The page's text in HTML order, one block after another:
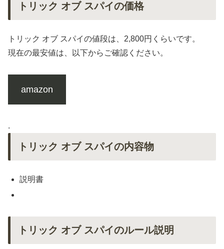
トリック オブ スパイの価格
トリック オブ スパイの値段は、2,800円くらいです。
現在の最安値は、以下からご確認ください。
amazon
.
トリック オブ スパイの内容物
説明書
トリック オブ スパイのルール説明